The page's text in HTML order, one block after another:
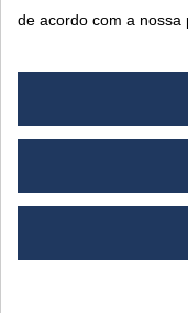
de acordo com a nossa